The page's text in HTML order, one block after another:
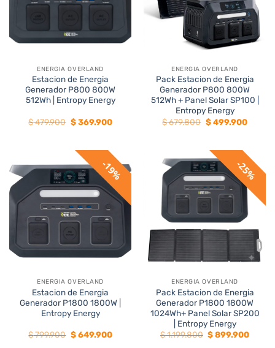
ENERGIA OVERLAND
Estacion de Energia
Generador P800 800W
512Wh | Entropy Energy
$479.900 El
precio
$ 479.900.
$369.900El
$ 369.900.
ENERGIA OVERLAND
Pack Estacion de Energia
Generador P800 800W
512Wh + Panel Solar SP100 |
Entropy Energy
$679.800 El
precio
$ 679.800.
$499.900El
$
19%
ENERGIA OVERLAND
Estacion de Energia
Generador P1800 1800W |
Entropy Energy
$799.900 El
precio
$649.900El
25%
ENERGIA OVERLAND
Pack Estacion de Energia
Generador P1800 1800W
1024Wh+ Panel Solar SP200
| Entropy Energy
$1.199.800 El
precio
$899.900El